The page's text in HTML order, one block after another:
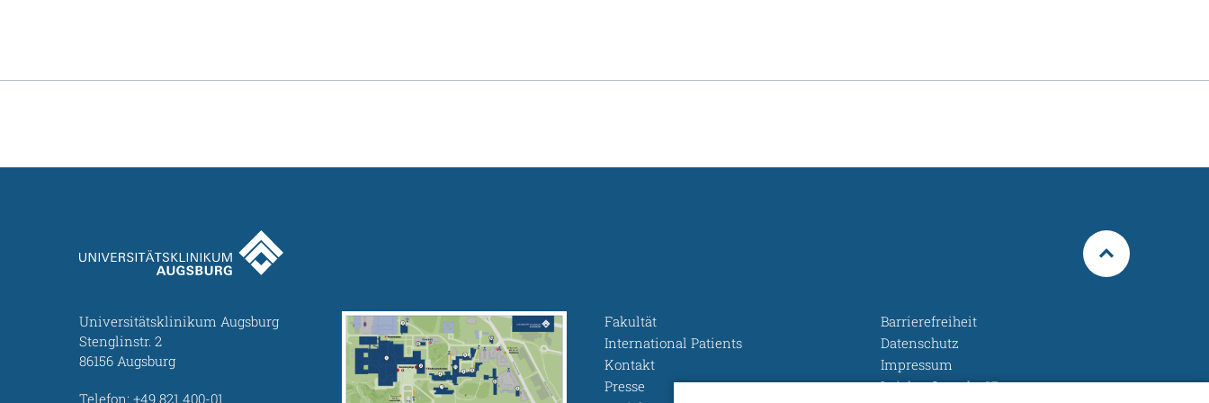
Universitätsklinikum Augsburg
Stenglinstr. 2
86156 Augsburg
Telefon: +49 821 400-01
Fakultät
International Patients
Kontakt
Presse
Barrierefreiheit
Datenschutz
Impressum
Leichte Sprache